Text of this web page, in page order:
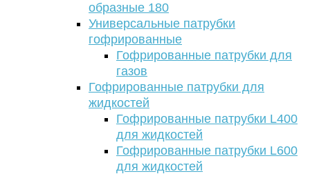
образные 180
Универсальные патрубки
гофрированные
Гофрированные патрубки для
газов
Гофрированные патрубки для
жидкостей
Гофрированные патрубки L400
для жидкостей
Гофрированные патрубки L600
для жидкостей